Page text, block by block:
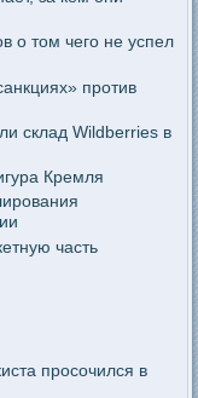
о том чего не успел
против
склад Wildberries в
Кремля
часть
просочился в